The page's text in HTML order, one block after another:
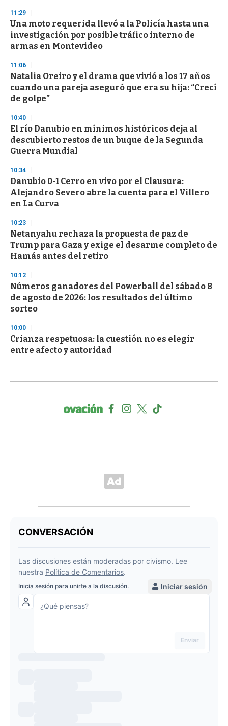
s
e
c
o
n
11:29
Una moto requerida llevó a la Policía hasta una
investigación por posible tráfico interno de
armas en Montevideo
11:06
Natalia Oreiro y el drama que vivió a los 17 años
cuando una pareja aseguró que era su hija: “Crecí
de golpe”
10:40
El río Danubio en mínimos históricos deja al
descubierto restos de un buque de la Segunda
Guerra Mundial
10:34
Danubio 0-1 Cerro en vivo por el Clausura:
Alejandro Severo abre la cuenta para el Villero
en La Curva
10:23
Netanyahu rechaza la propuesta de paz de
Trump para Gaza y exige el desarme completo de
Hamás antes del retiro
10:12
Números ganadores del Powerball del sábado 8
de agosto de 2026: los resultados del último
sorteo
10:00
Crianza respetuosa: la cuestión no es elegir
entre afecto y autoridad